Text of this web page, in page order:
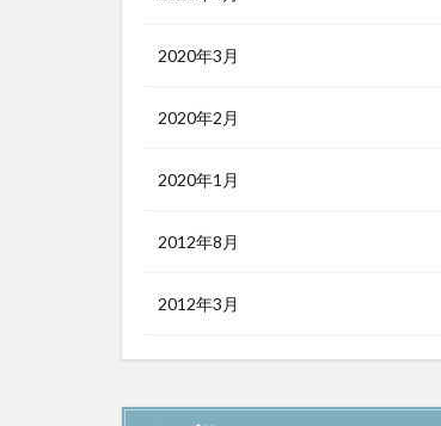
2020年3月
2020年2月
2020年1月
2012年8月
2012年3月